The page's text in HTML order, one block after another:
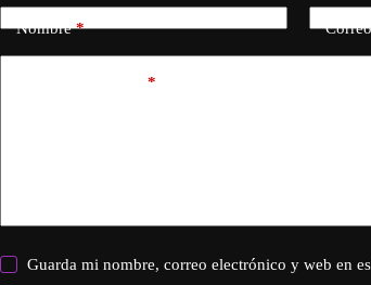
Nombre*
*
Guarda mi nombre, correo electrónico y web en